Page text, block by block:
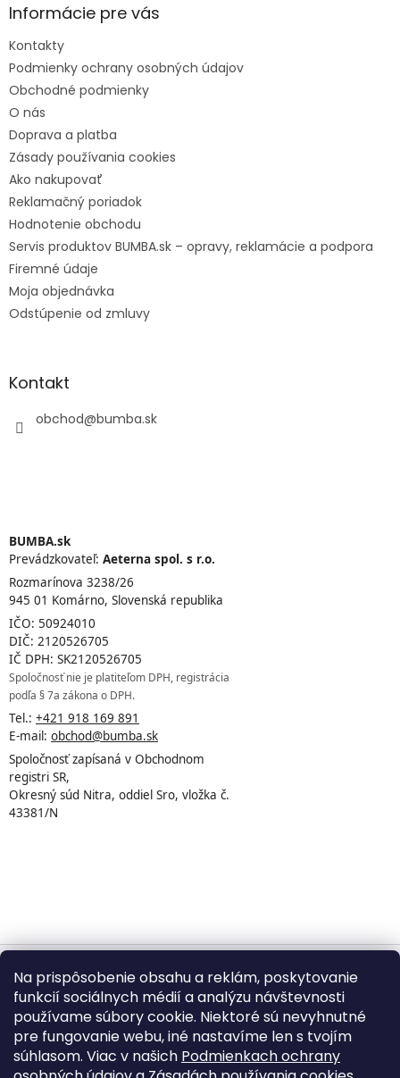
Na prispôsobenie obsahu a reklám, poskytovanie
funkcií sociálnych médií a analýzu návštevnosti
používame súbory cookie. Niektoré sú nevyhnutné
pre fungovanie webu, iné nastavíme len s tvojím
súhlasom. Viac v našich Podmienkach ochrany
e
Informácie pre vás
Kontakty
Podmienky ochrany osobných údajov
Obchodné podmienky
O nás
Doprava a platba
Zásady používania cookies
Ako nakupovať
Reklamačný poriadok
Hodnotenie obchodu
Servis produktov BUMBA.sk – opravy, reklamácie a podpora
Firemné údaje
Moja objednávka
Odstúpenie od zmluvy
Kontakt
obchod@bumba.sk
BUMBA.sk
Prevádzkovateľ: Aeterna spol. s r.o.
Rozmarínova 3238/26
945 01 Komárno, Slovenská republika
IČO: 50924010
DIČ: 2120526705
IČ DPH: SK2120526705
Spoločnosť nie je platiteľom DPH, registrácia
podľa § 7a zákona o DPH.
Tel.: +421 918 169 891
E-mail: obchod@bumba.sk
Spoločnosť zapísaná v Obchodnom
registri SR,
Okresný súd Nitra, oddiel Sro, vložka č.
43381/N
Vytvoril Shoptet
Copyright 2026BUMBA.sk. Všetky práva vyhradené.
Upraviť nastavenie cookies